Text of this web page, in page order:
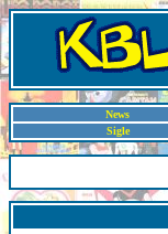
News
Sigle